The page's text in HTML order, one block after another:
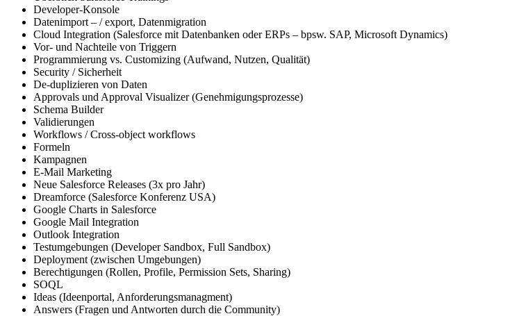
Developer-Konsole
Datenimport – / export, Datenmigration
Cloud Integration (Salesforce mit Datenbanken oder ERPs – bpsw. SAP, Microsoft Dynamics)
Vor- und Nachteile von Triggern
Programmierung vs. Customizing (Aufwand, Nutzen, Qualität)
Security / Sicherheit
De-duplizieren von Daten
Approvals und Approval Visualizer (Genehmigungsprozesse)
Schema Builder
Validierungen
Workflows / Cross-object workflows
Formeln
Kampagnen
E-Mail Marketing
Neue Salesforce Releases (3x pro Jahr)
Dreamforce (Salesforce Konferenz USA)
Google Charts in Salesforce
Google Mail Integration
Outlook Integration
Testumgebungen (Developer Sandbox, Full Sandbox)
Deployment (zwischen Umgebungen)
Berechtigungen (Rollen, Profile, Permission Sets, Sharing)
SOQL
Ideas (Ideenportal, Anforderungsmanagment)
Answers (Fragen und Antworten durch die Community)